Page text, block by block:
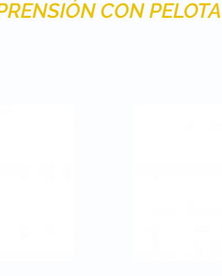
CON PELOTA